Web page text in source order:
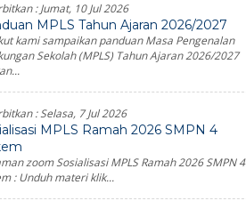
:Jumat, 10 Jul 2026
MPLS Tahun Ajaran 2026/2027
kami sampaikan panduan Masa Pengenalan
Sekolah (MPLS) Tahun Ajaran 2026/2027
:Selasa, 7 Jul 2026
MPLS Ramah 2026 SMPN 4
zoom Sosialisasi MPLS Ramah 2026 SMPN 4
: Unduh materi klik...